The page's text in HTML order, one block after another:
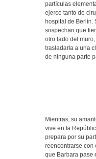
partículas
ejerce tanto de
hospital de Berlín.
sospechan que
otro lado del
trasladarla a una
de ninguna parte
Mientras, su
vive en la
prepara por su
reencontrarse con
que Barbara pase